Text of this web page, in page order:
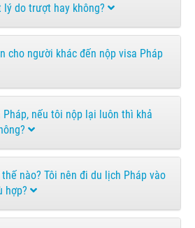
lý do trượt hay không?
cho người khác đến nộp visa Pháp
nếu tôi nộp lại luôn thì khả
nào? Tôi nên đi du lịch Pháp vào
hợp?